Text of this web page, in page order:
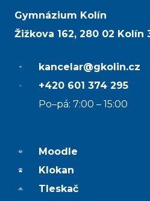
Gymnázium Kolín
Žižkova 162, 280 02 Kolín
kancelar@gkolin.cz
+420 601 374 295
Po–pá: 7:00 – 15:00
Moodle
Klokan
Tleskač